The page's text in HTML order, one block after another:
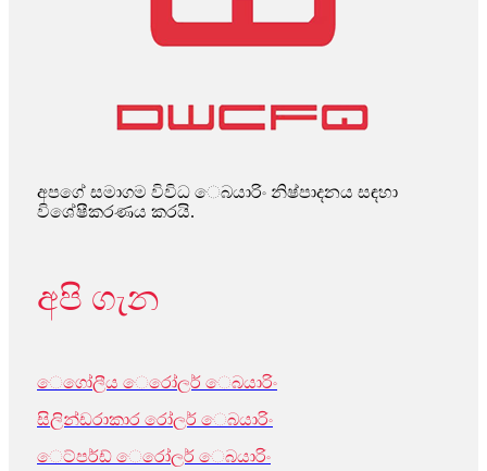
අපගේ සමාගම විවිධ ෙබයාරිං නිෂ්පාදනය සඳහා
විශේෂීකරණය කරයි.
අපි ගැන
ෙගෝලීය ෙරෝලර් ෙබයාරිං
සිලින්ඩරාකාර රෝලර් ෙබයාරිං
ෙට්පර්ඩ් ෙරෝලර් ෙබයාරිං